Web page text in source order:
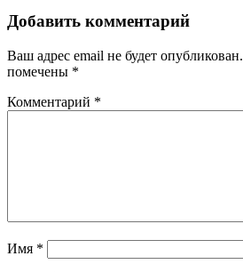
Добавить комментарий
Ваш адрес email не будет опубликован.
помечены *
Комментарий *
Имя *